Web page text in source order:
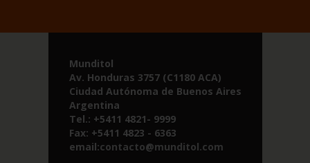
Munditol
Av. Honduras 3757 (C1180 ACA)
Ciudad Autónoma de Buenos Aires
Argentina
Tel.: +5411 4821- 9999
Fax: +5411 4823 - 6363
email:contacto@munditol.com